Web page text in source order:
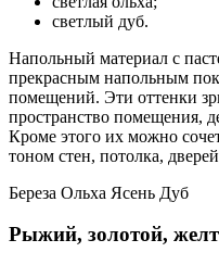
светлый дуб.
Напольный материал с
прекрасным напольным
помещений. Эти оттенки
пространство помещения,
Кроме этого их можно
тоном стен, потолка,
Береза Ольха Ясень Дуб
Рыжий, золотой,